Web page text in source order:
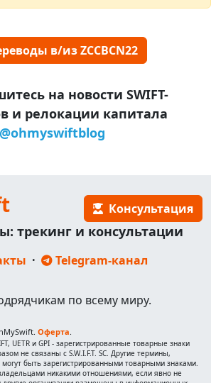
в/из ZCCBCN22
на новости SWIFT-
и релокации капитала
@ohmyswiftblog
Консультация
трекинг и консультации
· Telegram-канал
по всему миру.
Оферта.
UETR и GPI - зарегистрированные товарные знаки
не связаны с S.W.I.F.T. SC. Другие термины,
быть зарегистрированными товарными знаками.
никакими отношениями, если явно не